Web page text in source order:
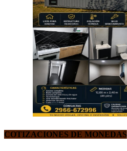
COTIZACIONES DE MONEDAS